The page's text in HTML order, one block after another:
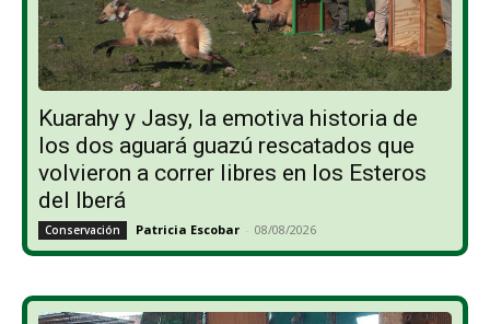
Kuarahy y Jasy, la emotiva historia de
los dos aguará guazú rescatados que
volvieron a correr libres en los Esteros
del Iberá
Conservación Patricia Escobar - 08/08/2026